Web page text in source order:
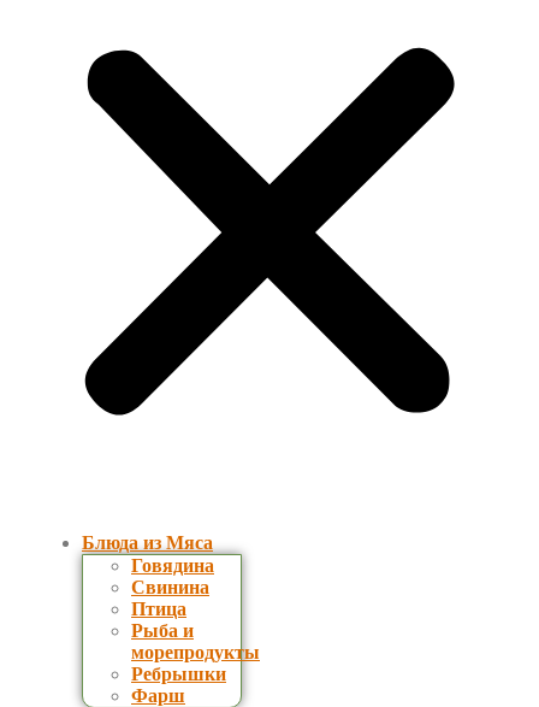
Блюда из Мяса
Говядина
Свинина
Птица
Рыба и
морепродукты
Ребрышки
Фарш